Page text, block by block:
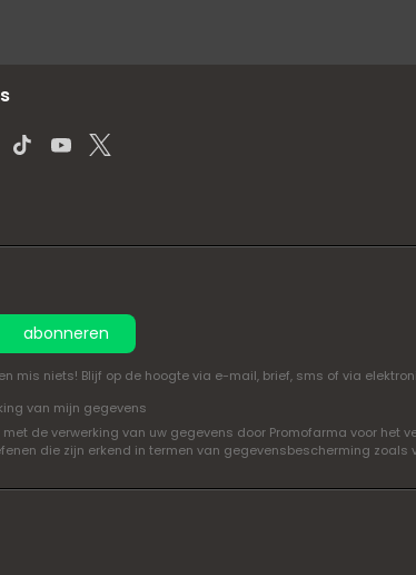
abonneren
mis niets! Blijf op de hoogte via e-mail, brief, sms of via
van mijn gegevens
de verwerking van uw gegevens door Promofarma voor
die zijn erkend in termen van gegevensbescherming zoals